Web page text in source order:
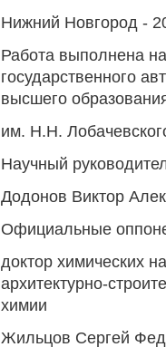
Нижний Новгород -
Работа выполнена
государственного
высшего
им. H.H.
Научный
Додонов Виктор
Официальные
доктор химических
архитектурно-
химии
Жильцов Сергей